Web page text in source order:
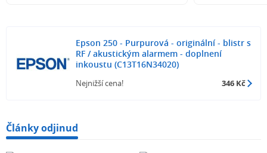
Epson 250 - Purpurová - originální - blistr s
RF / akustickým alarmem - doplnení
inkoustu (C13T16N34020)
Nejnižší cena! 346 Kč
Články odjinud